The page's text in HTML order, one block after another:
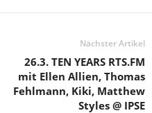
Nächster Artikel
26.3. TEN YEARS RTS.FM
mit Ellen Allien, Thomas
Fehlmann, Kiki, Matthew
Styles @ IPSE